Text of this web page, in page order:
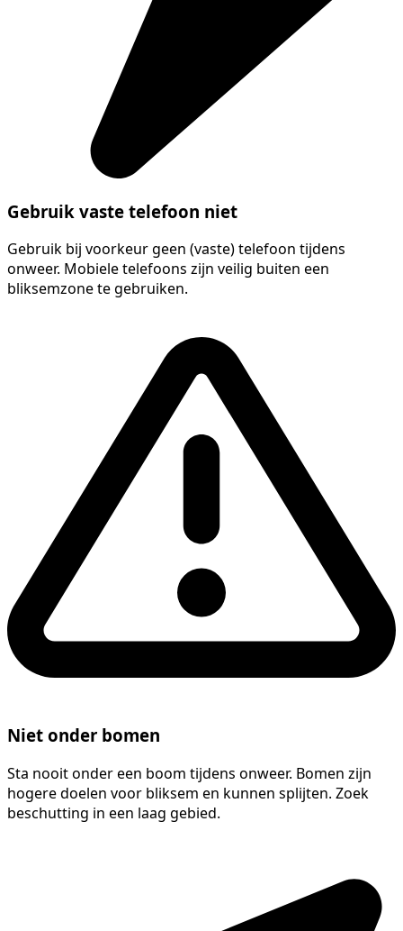
Gebruik vaste telefoon niet
Gebruik bij voorkeur geen (vaste) telefoon tijdens
onweer. Mobiele telefoons zijn veilig buiten een
bliksemzone te gebruiken.
Niet onder bomen
Sta nooit onder een boom tijdens onweer. Bomen zijn
hogere doelen voor bliksem en kunnen splijten. Zoek
beschutting in een laag gebied.